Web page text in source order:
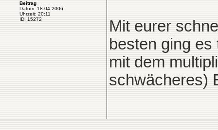
Beitrag
Datum: 18.04.2006
Uhrzeit: 20:11
ID: 15272
Mit eurer
besten ging
mit dem
schwächeres)